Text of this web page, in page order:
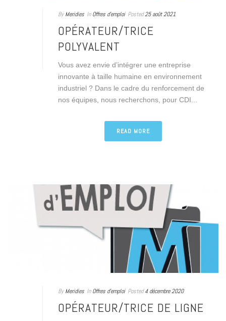
By Meridies In Offres d'emploi Posted25 août 2021
OPÉRATEUR/TRICE
POLYVALENT
Vous avez envie d’intégrer une entreprise
innovante à taille humaine en environnement
industriel ? Dans le cadre du renforcement de
nos équipes, nous recherchons, pour CDI...
READ MORE
By Meridies In Offres d'emploi Posted 4 décembre 2020
OPÉRATEUR/TRICE DE LIGNE